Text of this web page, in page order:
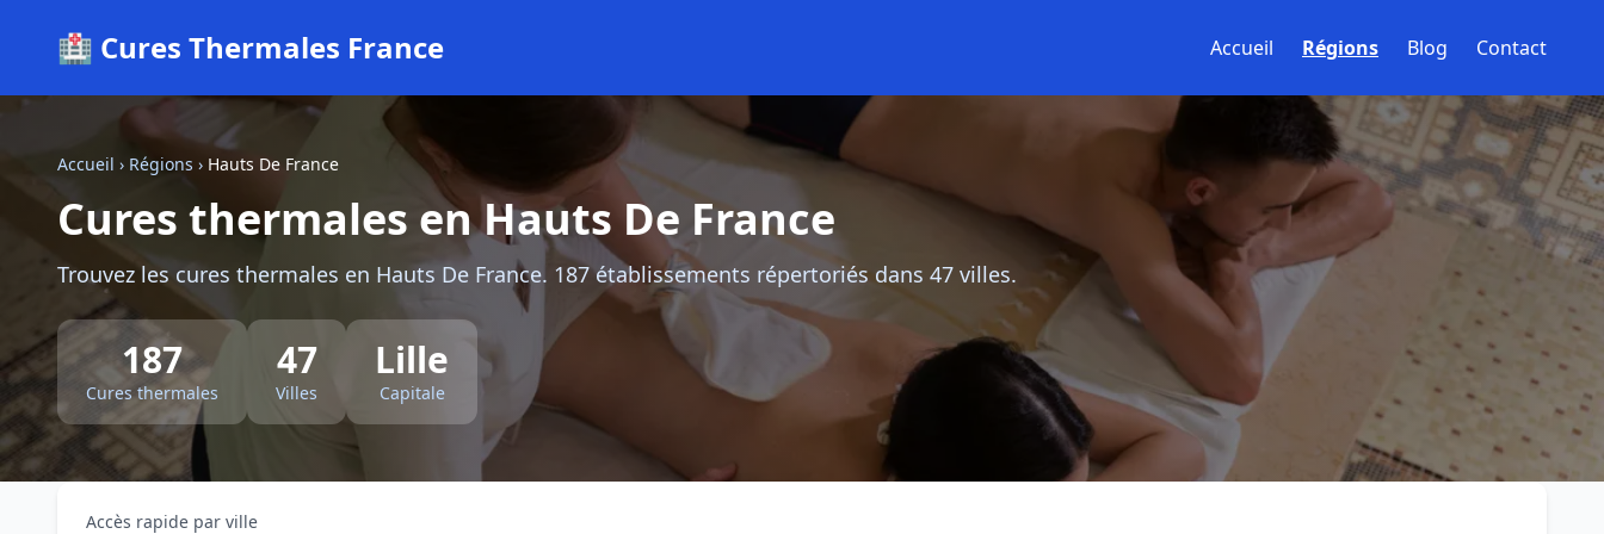
🏥 Cures Thermales France Accueil Régions Blog Contact
Accueil › Régions › Hauts De France
Cures thermales en Hauts De France
Trouvez les cures thermales en Hauts De France. 187 établissements répertoriés dans 47 villes.
187
Cures thermales
47
Villes
Lille
Capitale
Accès rapide par ville